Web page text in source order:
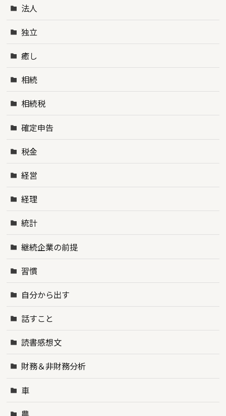
法人
独立
癒し
相続
相続税
確定申告
税金
経営
経理
統計
継続企業の前提
習慣
自分から出す
話すこと
読書感想文
財務＆非財務分析
車